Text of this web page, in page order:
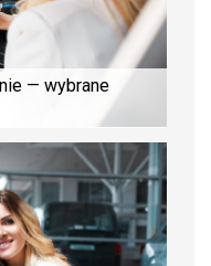
— wybrane